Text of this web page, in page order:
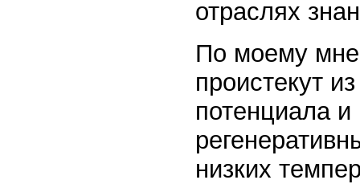
отраслях
По моему
проистекут
потенциала и
низких